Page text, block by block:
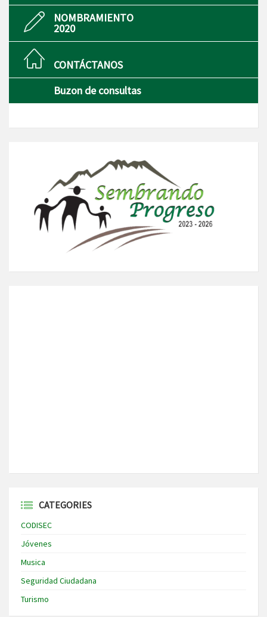
NOMBRAMIENTO
2020
CONTÁCTANOS
Buzon de consultas
CATEGORIES
CODISEC
Jóvenes
Musica
Seguridad Ciudadana
Turismo